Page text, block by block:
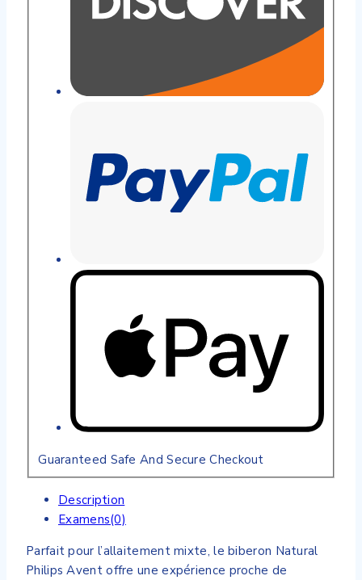
Guaranteed Safe And Secure Checkout
Description
Examens(0)
Parfait pour l’allaitement mixte, le biberon Natural
Philips Avent offre une expérience proche de